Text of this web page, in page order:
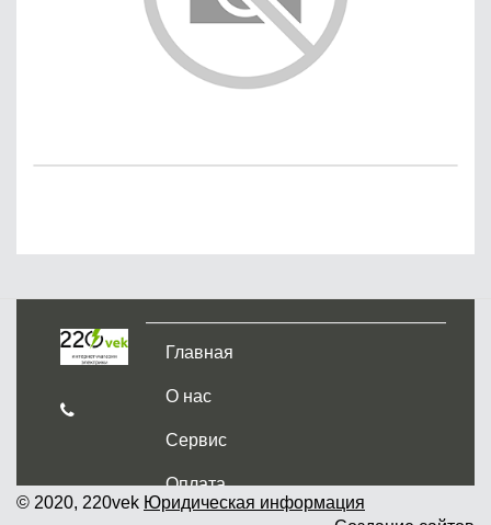
Главная
О нас
Сервис
Оплата
© 2020, 220vek Юридическая информация